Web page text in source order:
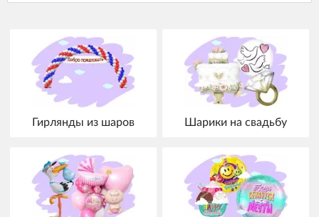
Гирлянды из шаров Шарики на свадьбу